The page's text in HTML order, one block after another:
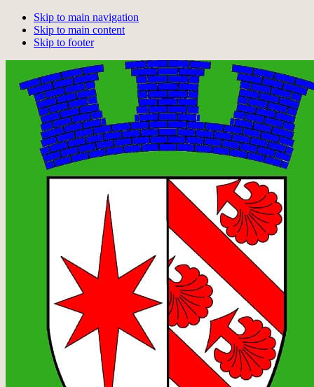
Skip to main navigation
Skip to main content
Skip to footer